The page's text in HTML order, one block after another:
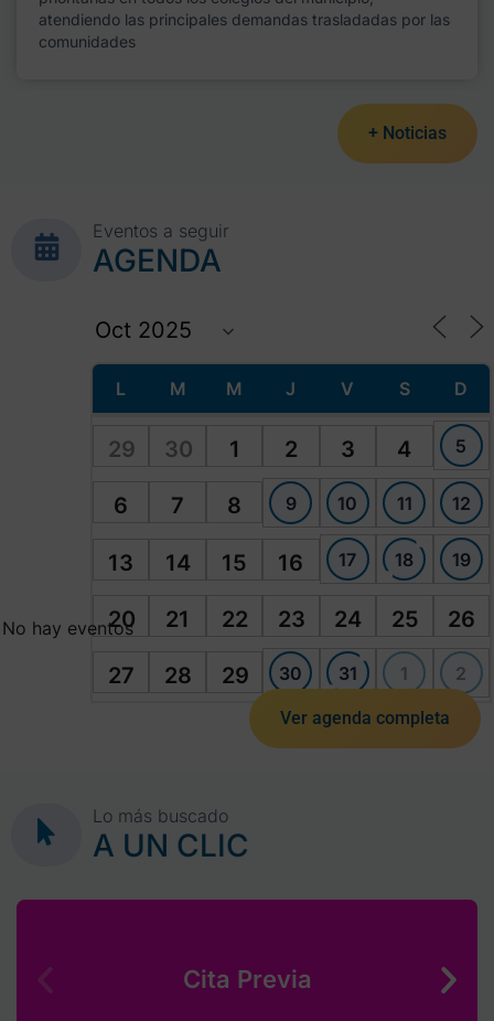
atendiendo las principales demandas trasladadas por las
comunidades
+ Noticias
Eventos a seguir
AGENDA
L M M J V S D
29 30 1 2 3 4 5
6 7 8 9 10 11 12
13 14 15 16 17 18 19
20 21 22 23 24 25 26
27 28 29 30 31 1 2
No hay eventos
Ver agenda completa
Lo más buscado
A UN CLIC
Cita Previa